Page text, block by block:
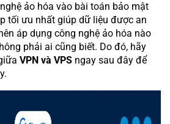
ảo hóa vào bài toán bảo mật
tối ưu nhất giúp dữ liệu được an
áp dụng công nghệ ảo hóa nào
phải ai cũng biết. Do đó, hãy
VPN và VPS ngay sau đây để